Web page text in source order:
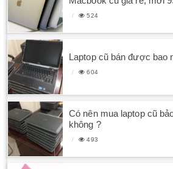
524
Laptop cũ bán được bao
604
Có nên mua laptop cũ
không ?
493